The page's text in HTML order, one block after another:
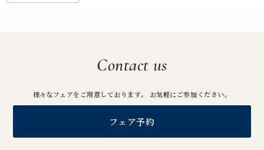
Contact us
様々なフェアをご用意しております。 お気軽にご参加ください。
フェア予約